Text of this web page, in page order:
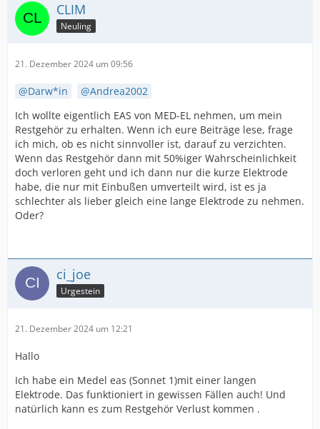
CLIM
Neuling
21. Dezember 2024 um 09:56
Darw*in
Andrea2002
Ich wollte eigentlich EAS von MED-EL nehmen, um mein
Restgehör zu erhalten. Wenn ich eure Beiträge lese, frage
ich mich, ob es nicht sinnvoller ist, darauf zu verzichten.
Wenn das Restgehör dann mit 50%iger Wahrscheinlichkeit
doch verloren geht und ich dann nur die kurze Elektrode
habe, die nur mit Einbußen umverteilt wird, ist es ja
schlechter als lieber gleich eine lange Elektrode zu nehmen.
Oder?
ci_joe
Urgestein
21. Dezember 2024 um 12:21
Hallo
Ich habe ein Medel eas (Sonnet 1)mit einer langen
Elektrode. Das funktioniert in gewissen Fällen auch! Und
natürlich kann es zum Restgehör Verlust kommen .